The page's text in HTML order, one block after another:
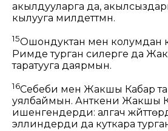
акылдууларга да,
кылууга милдеттүүмүн.
15Ошондуктан мен колумдан
Римде турган силерге да
таратууга даярмын.
16Себеби мен Жакшы Кабар
уялбаймын. Анткени Жакшы
ишенгендерди: алгач
эллиндерди да куткара